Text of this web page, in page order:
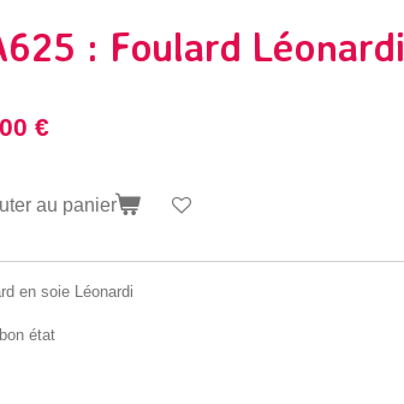
: Foulard Léonardi
€
au panier
en soie Léonardi
état